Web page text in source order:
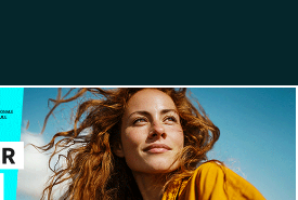
GmbH
Nutzungsbedingungen